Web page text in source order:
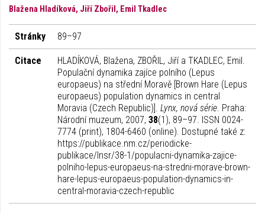
Blažena Hladíková, Jiří Zbořil, Emil Tkadlec
Stránky 89–97
Citace
HLADÍKOVÁ, Blažena, ZBOŘIL, Jiří a TKADLEC, Emil.
Populační dynamika zajíce polního (Lepus
europaeus) na střední Moravě [Brown Hare (Lepus
europaeus) population dynamics in central
Moravia (Czech Republic)]. Lynx, nová série. Praha:
Národní muzeum, 2007, 38(1), 89–97. ISSN 0024-
7774 (print), 1804-6460 (online). Dostupné také z:
https://publikace.nm.cz/periodicke-
publikace/lnsr/38-1/populacni-dynamika-zajice-
polniho-lepus-europaeus-na-stredni-morave-brown-
hare-lepus-europaeus-population-dynamics-in-
central-moravia-czech-republic